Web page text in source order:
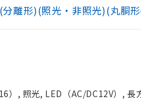
離形)(照光・非照光)(丸胴
）, 照光, LED（AC/DC12V）,